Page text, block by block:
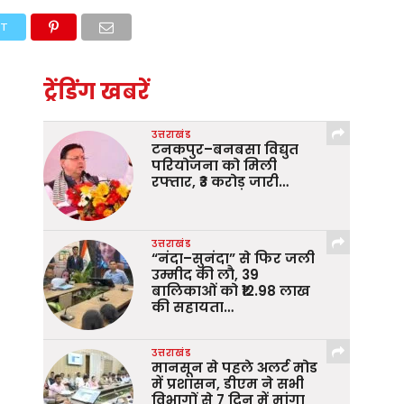
ट्रेंडिंग खबरें
उत्तराखंड
टनकपुर–बनबसा विद्युत
परियोजना को मिली
रफ्तार, ₹3 करोड़ जारी…
उत्तराखंड
“नंदा–सुनंदा” से फिर जली
उम्मीद की लौ, 39
बालिकाओं को ₹12.98 लाख
की सहायता…
उत्तराखंड
मानसून से पहले अलर्ट मोड
में प्रशासन, डीएम ने सभी
विभागों से 7 दिन में मांगा